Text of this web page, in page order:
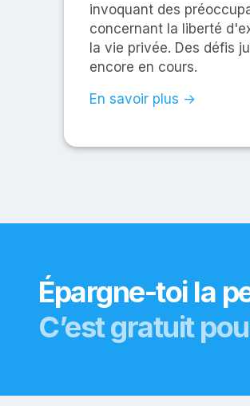
invoquant des
concernant la liberté
la vie privée. Des défis
encore en cours.
En savoir plus →
Épargne-toi la
C’est gratuit